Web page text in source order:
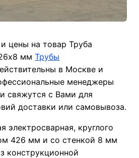
цены на товар Труба
ммТрубы
в Москве и
менеджеры
свяжутся с Вами для
доставки или самовывоза.
электросварная, круглого
426 мм и со стенкой 8 мм
конструкционной